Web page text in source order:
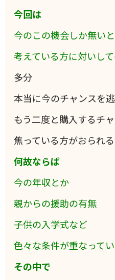
今回は
今のこの機会しか無いと
考えている方に対いして
多分
本当に今のチャンスを
もう二度と購入するチ
焦っている方がおられる
何故ならば
今の年収とか
親からの援助の有無
子供の入学式など
色々な条件が重なって
その中で